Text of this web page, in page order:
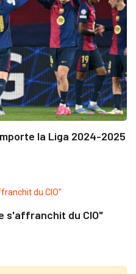
la Liga 2024-2025
s'affranchit du CIO"